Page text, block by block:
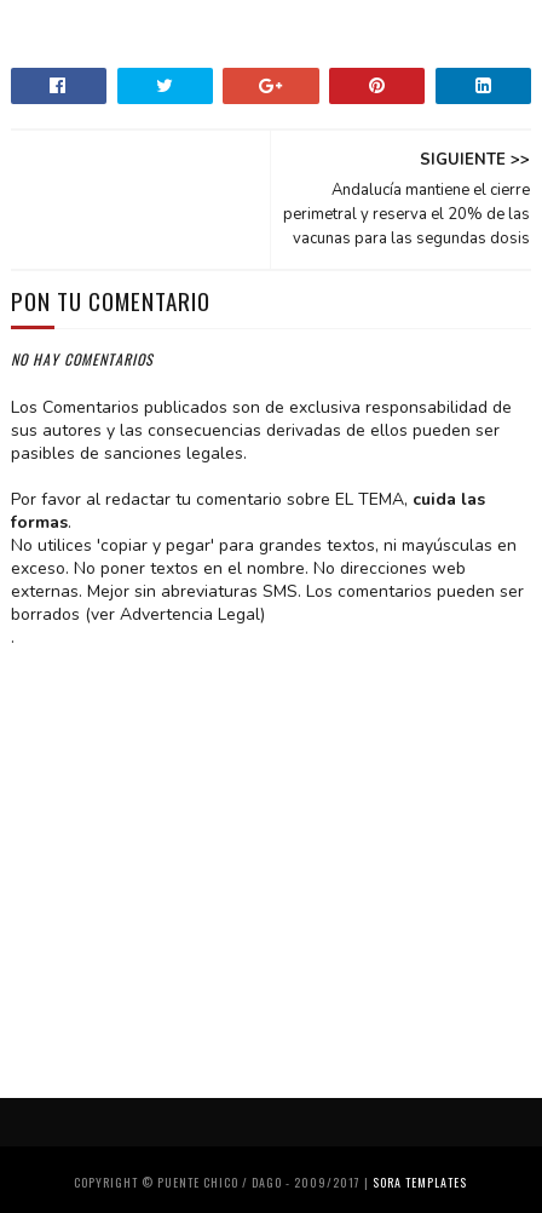
SIGUIENTE >>
Andalucía mantiene el cierre
perimetral y reserva el 20% de las
vacunas para las segundas dosis
PON TU COMENTARIO
NO HAY COMENTARIOS
Los Comentarios publicados son de exclusiva responsabilidad de
sus autores y las consecuencias derivadas de ellos pueden ser
pasibles de sanciones legales.
Por favor al redactar tu comentario sobre EL TEMA, cuida las
formas.
No utilices 'copiar y pegar' para grandes textos, ni mayúsculas en
exceso. No poner textos en el nombre. No direcciones web
externas. Mejor sin abreviaturas SMS. Los comentarios pueden ser
borrados (ver Advertencia Legal)
.
COPYRIGHT © PUENTE CHICO / DAGO - 2009/2017 | SORA TEMPLATES